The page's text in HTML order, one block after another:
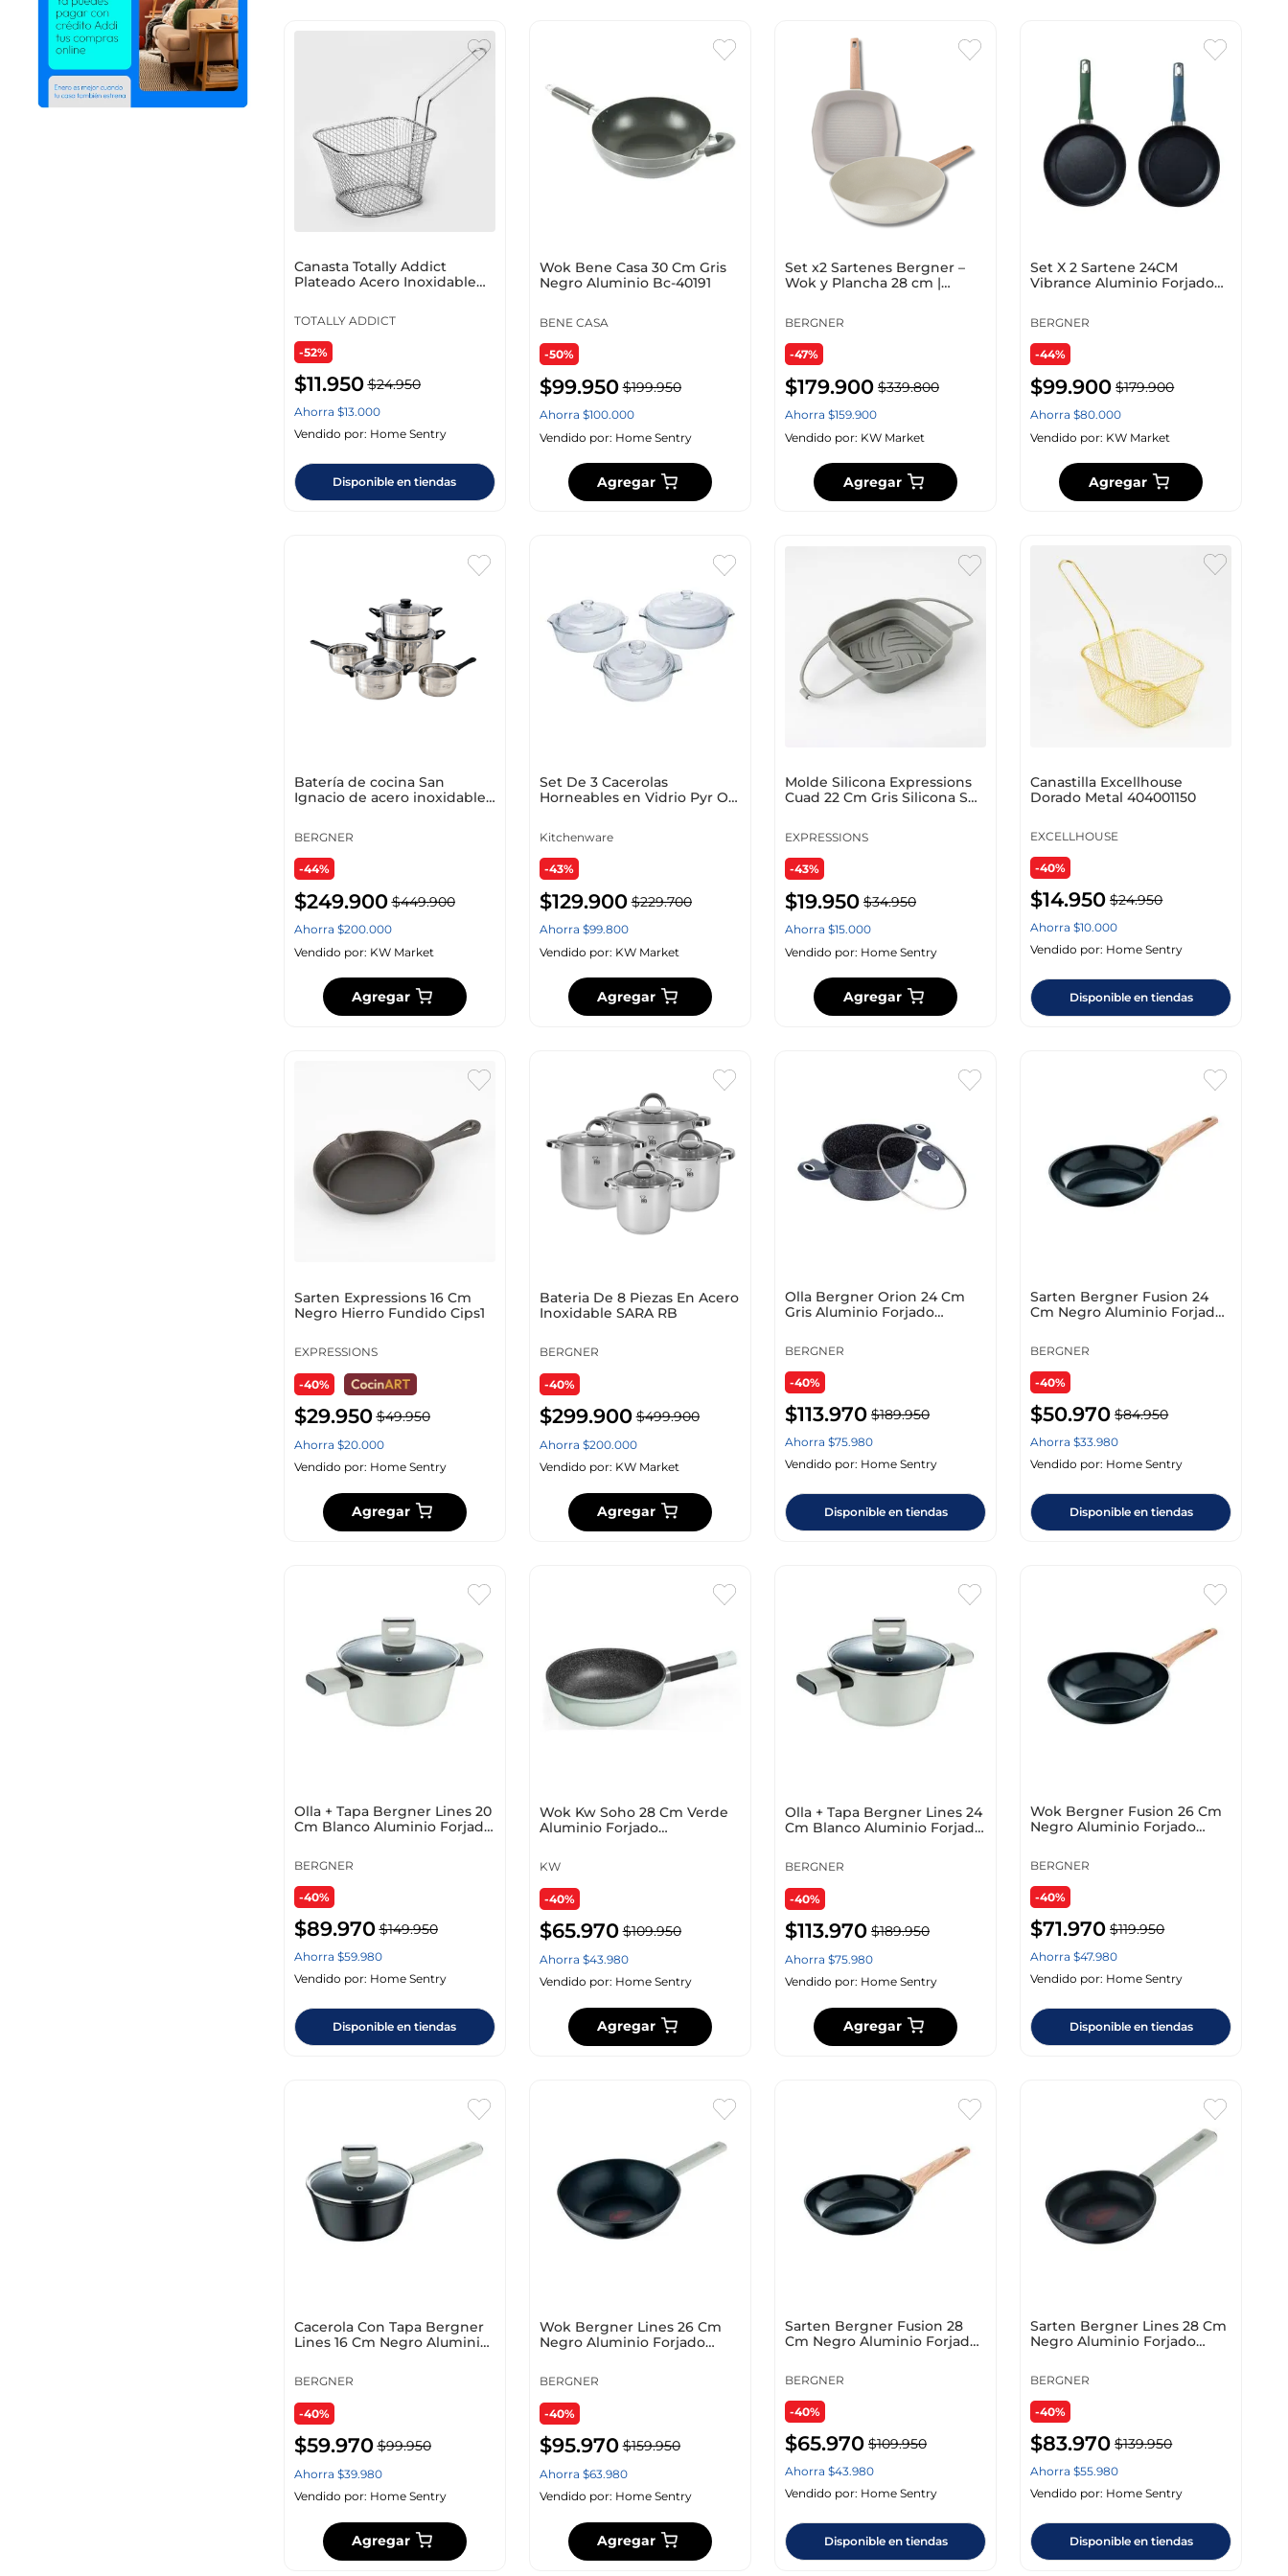
Mostrar 7 más
Canasta Totally Addict
Plateado Acero Inoxidable
TOTALLY ADDICT
-52%
$11.950 $24.950
Ahorra $13.000
Vendido por: Home Sentry
Disponible en tiendas
Wok Bene Casa 30 Cm Gris
Negro Aluminio Bc-40191
BENE CASA
-50%
$99.950 $199.950
Ahorra $100.000
Vendido por: Home Sentry
Agregar
Set x2 Sartenes Bergner –
Wok y Plancha 28 cm |
BERGNER
-47%
$179.900 $339.800
Ahorra $159.900
Vendido por: KW Market
Agregar
Set X 2 Sartene 24CM
Vibrance Aluminio Forjado
BERGNER
-44%
$99.900 $179.900
Ahorra$80.000
Vendido por: KW Market
Agregar
Batería de cocina San
Ignacio de acero inoxidable
BERGNER
-44%
$249.900 $449.900
Ahorra $200.000
Vendido por: KW Market
Agregar
Set De 3 Cacerolas
Horneables en Vidrio Pyr O
Kitchenware
-43%
$129.900 $229.700
Ahorra $99.800
Vendido por: KW Market
Agregar
Molde Silicona Expressions
Cuad 22 Cm Gris Silicona Sp-
EXPRESSIONS
-43%
$19.950 $34.950
Ahorra $15.000
Vendido por: Home Sentry
Agregar
Canastilla Excellhouse
Dorado Metal 404001150
EXCELLHOUSE
-40%
$14.950 $24.950
Ahorra$10.000
Vendido por: Home Sentry
Disponible en tiendas
Sarten Expressions 16 Cm
Negro Hierro Fundido Cips1
EXPRESSIONS
-40%
$29.950 $49.950
Ahorra $20.000
Vendido por: Home Sentry
Agregar
Bateria De 8 Piezas En Acero
Inoxidable SARA RB
BERGNER
-40%
$299.900 $499.900
Ahorra $200.000
Vendido por: KW Market
Agregar
Olla Bergner Orion 24 Cm
Gris Aluminio Forjado
BERGNER
-40%
$113.970 $189.950
Ahorra $75.980
Vendido por: Home Sentry
Disponible en tiendas
Sarten Bergner Fusion 24
Cm Negro Aluminio Forjado
BERGNER
-40%
$50.970 $84.950
Ahorra$33.980
Vendido por: Home Sentry
Disponible en tiendas
Olla + Tapa Bergner Lines 20
Cm Blanco Aluminio Forjado
BERGNER
-40%
$89.970 $149.950
Ahorra $59.980
Vendido por: Home Sentry
Disponible en tiendas
Wok Kw Soho 28 Cm Verde
Aluminio Forjado
KW
-40%
$65.970 $109.950
Ahorra $43.980
Vendido por: Home Sentry
Agregar
Olla + Tapa Bergner Lines 24
Cm Blanco Aluminio Forjado
BERGNER
-40%
$113.970 $189.950
Ahorra $75.980
Vendido por: Home Sentry
Agregar
Wok Bergner Fusion 26 Cm
Negro Aluminio Forjado
BERGNER
-40%
$71.970 $119.950
Ahorra$47.980
Vendido por: Home Sentry
Disponible en tiendas
Cacerola Con Tapa Bergner
Lines 16 Cm Negro Aluminio
BERGNER
-40%
$59.970 $99.950
Ahorra $39.980
Vendido por: Home Sentry
Agregar
Wok Bergner Lines 26 Cm
Negro Aluminio Forjado
BERGNER
-40%
$95.970 $159.950
Ahorra $63.980
Vendido por: Home Sentry
Agregar
Sarten Bergner Fusion 28
Cm Negro Aluminio Forjado
BERGNER
-40%
$65.970 $109.950
Ahorra $43.980
Vendido por: Home Sentry
Disponible en tiendas
Sarten Bergner Lines 28 Cm
Negro Aluminio Forjado
BERGNER
-40%
$83.970 $139.950
Ahorra$55.980
Vendido por: Home Sentry
Disponible en tiendas